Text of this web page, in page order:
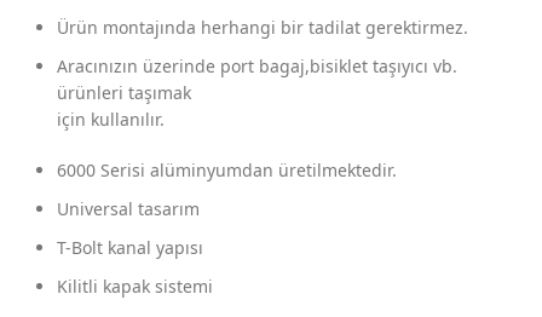
Ürün montajında herhangi bir tadilat gerektirmez.
Aracınızın üzerinde port bagaj,bisiklet taşıyıcı vb.
ürünleri taşımak
için kullanılır.
6000 Serisi alüminyumdan üretilmektedir.
Universal tasarım
T-Bolt kanal yapısı
Kilitli kapak sistemi